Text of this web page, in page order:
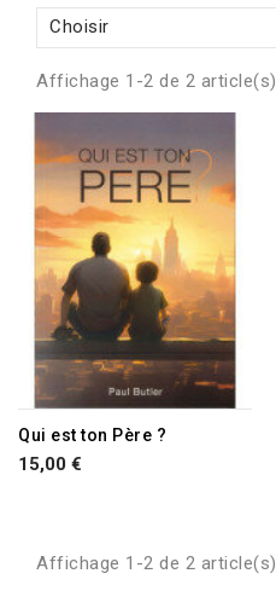
Choisir
Affichage 1-2 de 2 article(s)
Qui est ton Père ?
15,00 €
Affichage 1-2 de 2 article(s)